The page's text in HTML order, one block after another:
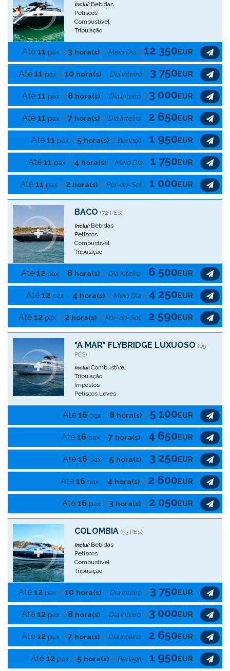
Inclui:Bebidas
Petiscos
Combustível
Tripulação
Até 11 pax 3 hora(s) Meio Dia 12 350 EUR
Até 11 pax 10 hora(s) Dia Inteiro 3 750 EUR
Até 11 pax 8 hora(s) Dia Inteiro 3 000 EUR
Até 11 pax 7 hora(s) Dia Inteiro 2 650 EUR
Até 11 pax 5 hora(s) Benagil 1 950 EUR
Até 11 pax 4 hora(s) Meio Dia 1 750 EUR
Até 11 pax 2 hora(s) Pôr-do-Sol 1 000 EUR
BACO (72 PÉS)
Inclui:Bebidas
Petiscos
Combustível
Tripulação
Até 12 pax 8 hora(s) Dia Inteiro 6 500 EUR
Até 12 pax 4 hora(s) Meio Dia 4 250 EUR
Até 12 pax 2 hora(s) Pôr-do-Sol 2 590 EUR
"A MAR" FLYBRIDGE LUXUOSO (65
PÉS)
Inclui:Combustível
Tripulação
Impostos
Petiscos Leves
Até 16 pax 8 hora(s) 5 100 EUR
Até 16 pax 7 hora(s) 4 650 EUR
Até 16 pax 5 hora(s) 3 250 EUR
Até 16 pax 4 hora(s) 2 600 EUR
Até 16 pax 3 hora(s) 2 050 EUR
COLOMBIA (53 PÉS)
Inclui:Bebidas
Petiscos
Combustível
Tripulação
Até 12 pax 10 hora(s) Dia Inteiro 3 750 EUR
Até 12 pax 8 hora(s) Dia Inteiro 3 000 EUR
Até 12 pax 7 hora(s) Dia Inteiro 2 650 EUR
Até 12 pax 5 hora(s) Benagil 1 950 EUR